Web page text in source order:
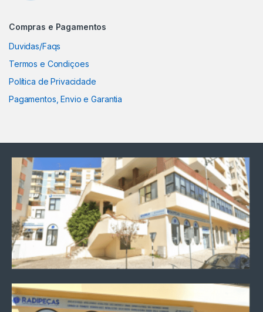
Compras e Pagamentos
Duvidas/Faqs
Termos e Condiçoes
Política de Privacidade
Pagamentos, Envio e Garantia